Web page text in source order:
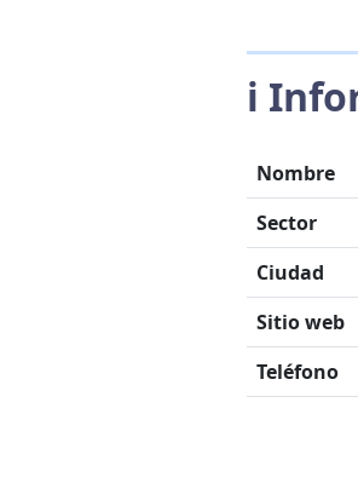
ℹ️
Nombre
Sector
Ciudad
Sitio web
Teléfono